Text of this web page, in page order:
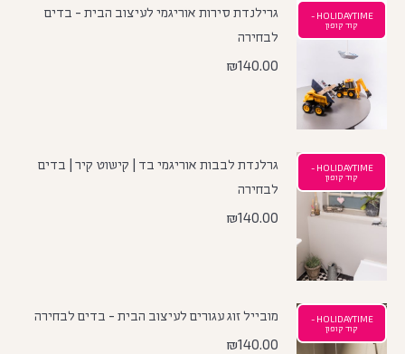
HOLIDAYTIME -
קוד קופון
גרילנדת סירות אוריגמי לעיצוב הבית - בדים
לבחירה
₪140.00
HOLIDAYTIME -
קוד קופון
גרלנדת לבבות אוריגמי בד | קישוט קיר | בדים
לבחירה
₪140.00
HOLIDAYTIME -
קוד קופון
מובייל זוג עגורים לעיצוב הבית - בדים לבחירה
₪140.00